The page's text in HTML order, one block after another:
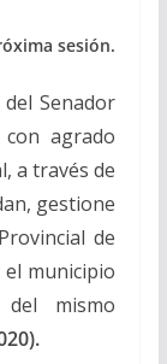
sesión.
Senador
agrado
a través de
gestione
de
municipio
del mismo